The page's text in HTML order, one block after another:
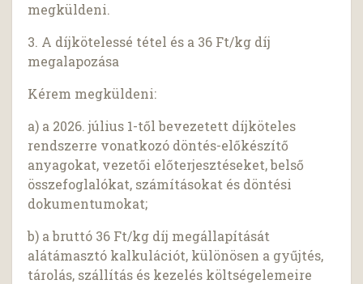
megküldeni.
3. A díjkötelessé tétel és a 36 Ft/kg díj
megalapozása
Kérem megküldeni:
a) a 2026. július 1-től bevezetett díjköteles
rendszerre vonatkozó döntés-előkészítő
anyagokat, vezetői előterjesztéseket, belső
összefoglalókat, számításokat és döntési
dokumentumokat;
b) a bruttó 36 Ft/kg díj megállapítását
alátámasztó kalkulációt, különösen a gyűjtés,
tárolás, szállítás és kezelés költségelemeire